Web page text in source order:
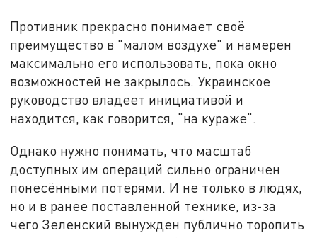
Противник прекрасно понимает своё
преимущество в "малом воздухе" и намерен
максимально его использовать, пока окно
возможностей не закрылось. Украинское
руководство владеет инициативой и
находится, как говорится, "на кураже".
Однако нужно понимать, что масштаб
доступных им операций сильно ограничен
понесёнными потерями. И не только в людях,
но и в ранее поставленной технике, из-за
чего Зеленский вынужден публично торопить